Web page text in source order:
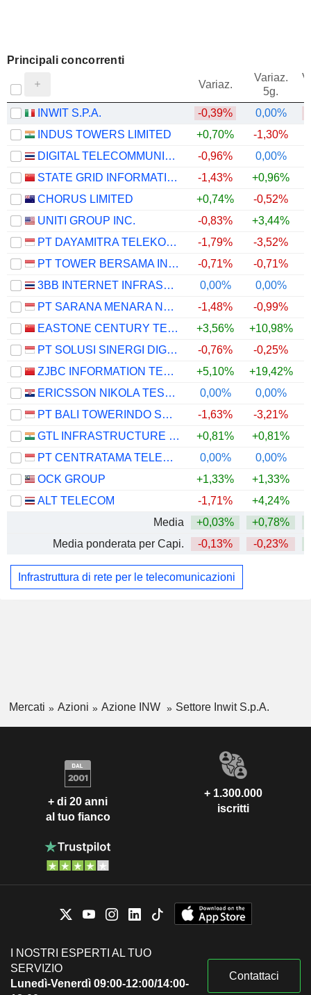
Principali concorrenti
Variaz.
Variaz.
5g.
INWIT S.P.A.
-0,39% 0,00%
INDUS TOWERS LIMITED
+0,70% -1,30%
DIGITAL TELECOMMUNICATIONS INFRASTRUCTURE FUND
-0,96% 0,00%
STATE GRID INFORMATION & COMMUNICATION CO., LTD.
-1,43% +0,96%
CHORUS LIMITED
+0,74% -0,52%
UNITI GROUP INC.
-0,83% +3,44%
PT DAYAMITRA TELEKOMUNIKASI TBK.
-1,79% -3,52%
PT TOWER BERSAMA INFRASTRUCTURE TBK
-0,71% -0,71%
3BB INTERNET INFRASTRUCTURE FUND
0,00% 0,00%
PT SARANA MENARA NUSANTARA TBK.
-1,48% -0,99%
EASTONE CENTURY TECHNOLOGY CO.,LTD.
+3,56% +10,98%
PT SOLUSI SINERGI DIGITAL TBK
-0,76% -0,25%
ZJBC INFORMATION TECHNOLOGY CO., LTD
+5,10% +19,42%
ERICSSON NIKOLA TESLA D.D.
0,00% 0,00%
PT BALI TOWERINDO SENTRA TBK
-1,63% -3,21%
GTL INFRASTRUCTURE LIMITED
+0,81% +0,81%
PT CENTRATAMA TELEKOMUNIKASI INDONESIA TBK
0,00% 0,00%
OCK GROUP
+1,33% +1,33%
ALT TELECOM
-1,71% +4,24%
Media
+0,03% +0,78%
Media ponderata per Capi.
-0,13% -0,23%
Infrastruttura di rete per le telecomunicazioni
Mercati Azioni Azione INW Settore Inwit S.p.A.
+ di 20 anni
al tuo fianco
+ 1.300.000
iscritti
I NOSTRI ESPERTI AL TUO
SERVIZIO
Lunedì-Venerdì 09:00-12:00/14:00-
Contattaci